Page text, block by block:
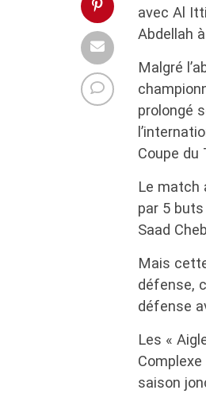
avec Al
Abdellah
Malgré
prolongé
Coupe du
Le match
par 5
Saad
Mais
défense,
défense
Les «
saison